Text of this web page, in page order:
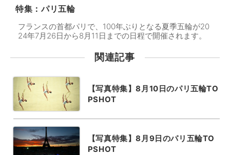
特集：パリ五輪
フランスの首都パリで、100年ぶりとなる夏季五輪が20
24年7月26日から8月11日までの日程で開催されます。
関連記事
【写真特集】8月10日のパリ五輪TO
PSHOT
【写真特集】8月9日のパリ五輪TO
PSHOT